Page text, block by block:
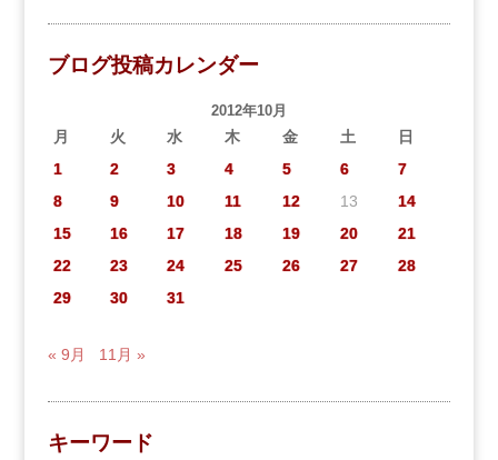
ブログ投稿カレンダー
2012年10月
月 火 水 木 金 土
日
1
2 3 4 5 6
7
8
9 10 11 12 13
14
15
16 17 18 19 20
21
22
23 24 25 26 27
28
29
30 31
« 9月 11月 »
キーワード